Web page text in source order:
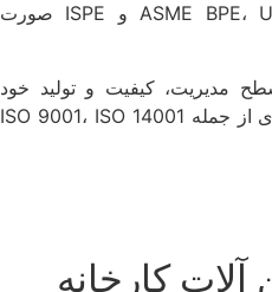
جمله CGMP و ASME BPE، USP Class VI و ISPE صورت
مدیریت، کیفیت و تولید خود
موفق به اخذ استانداردهای معتبری از جمله ISO 9001، ISO 14001
کارخانه